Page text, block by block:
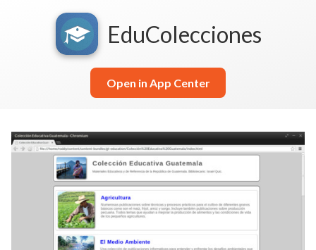
EduColecciones
Open in App Center